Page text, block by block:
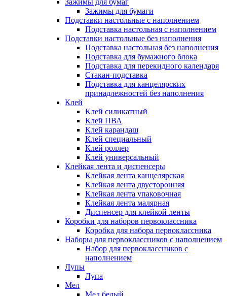
Зажимы для бумаг
Зажимы для бумаги
Подставки настольные с наполнением
Подставка настольная с наполнением
Подставки настольные без наполнения
Подставка настольная без наполнения
Подставка для бумажного блока
Подставка для перекидного календаря
Стакан-подставка
Подставка для канцелярских
принадлежностей без наполнения
Клей
Клей силикатный
Клей ПВА
Клей карандаш
Клей специальный
Клей роллер
Клей универсальный
Клейкая лента и диспенсеры
Клейкая лента канцелярская
Клейкая лента двусторонняя
Клейкая лента упаковочная
Клейкая лента малярная
Диспенсер для клейкой ленты
Коробки для наборов первоклассника
Коробка для набора первоклассника
Наборы для первоклассников с наполнением
Набор для первоклассников с
наполнением
Лупы
Лупа
Мел
Мел белый